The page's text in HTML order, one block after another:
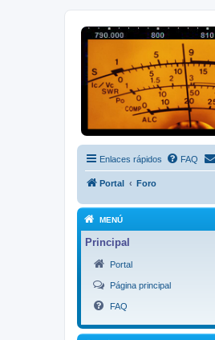
Radio Frecuencias
Foro de Radio Frecuencias
Enlaces rápidos FAQ
Portal Foro
MENÚ
Principal
Portal
Página principal
FAQ